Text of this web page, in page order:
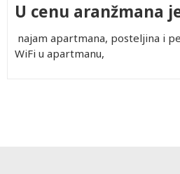
U cenu aranžmana
najam apartmana, posteljina i
WiFi u apartmanu,